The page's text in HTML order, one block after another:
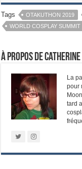
Tags OTAKUTHON 2019
WORLD COSPLAY SUMMIT
À propos de
La
pour
tard